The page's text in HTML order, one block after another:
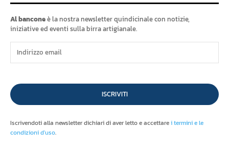
Al banconeè la nostra newsletter quindicinale con notizie,
iniziative ed eventi sulla birra artigianale.
ISCRIVITI
Iscrivendoti alla newsletter dichiari di aver letto e accettarei termini e le
condizioni d'uso.